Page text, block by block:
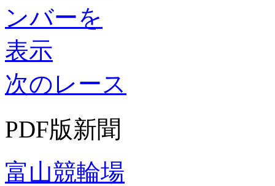
次のレース
PDF版新聞
富山競輪場